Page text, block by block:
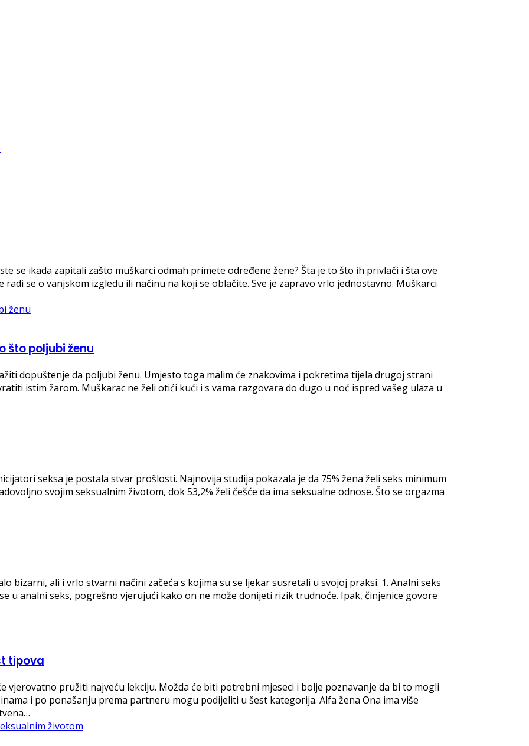
se ikada zapitali zašto muškarci odmah primete određene žene? Šta je to što ih privlači i šta ove
se o vanjskom izgledu ili načinu na koji se oblačite. Sve je zapravo vrlo jednostavno. Muškarci
što poljubi ženu
dopuštenje da poljubi ženu. Umjesto toga malim će znakovima i pokretima tijela drugoj strani
istim žarom. Muškarac ne želi otići kući i s vama razgovara do dugo u noć ispred vašeg ulaza u
seksa je postala stvar prošlosti. Najnovija studija pokazala je da 75% žena želi seks minimum
svojim seksualnim životom, dok 53,2% želi češće da ima seksualne odnose. Što se orgazma
bizarni, ali i vrlo stvarni načini začeća s kojima su se ljekar susretali u svojoj praksi. 1. Analni seks
u analni seks, pogrešno vjerujući kako on ne može donijeti rizik trudnoće. Ipak, činjenice govore
tipova
vjerovatno pružiti najveću lekciju. Možda će biti potrebni mjeseci i bolje poznavanje da bi to mogli
i po ponašanju prema partneru mogu podijeliti u šest kategorija. Alfa žena Ona ima više